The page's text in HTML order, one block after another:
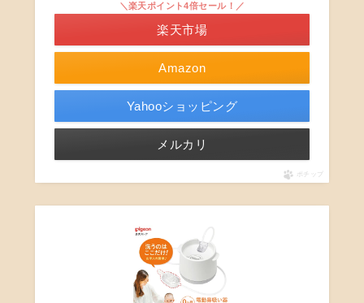
Amazon
＼楽天ポイント4倍セール！／
楽天市場
Yahooショッピング
メルカリ
ポチップ